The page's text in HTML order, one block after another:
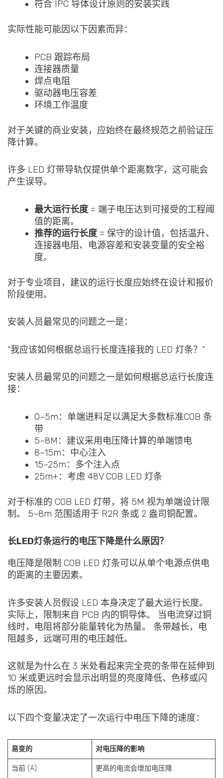
符合 IPC 导体设计原则的安装实践
实际性能可能因以下因素而异：
PCB 跟踪布局
连接器质量
焊点电阻
驱动器电压容差
环境工作温度
对于关键的商业安装，应始终在最终规范之前验证压
降计算。
许多 LED 灯带导轨仅提供单个距离数字，这可能会
产生误导。
最大运行长度 = 端子电压达到可接受的工程阈
值的距离。
推荐的运行长度 = 保守的设计值，包括温升、
连接器电阻、电源容差和安装变量的安全裕
度。
对于专业项目，建议的运行长度应始终在设计和报价
阶段使用。
安装人员最常见的问题之一是：
“我应该如何根据总运行长度连接我的 LED 灯条？”
安装人员最常见的问题之一是如何根据总运行长度连
接：
0–5m：单端进料足以满足大多数标准COB 条
带
5–8M：建议采用电压降计算的单端馈电
8–15m：中心注入
15–25m：多个注入点
25m+：考虑 48V COB LED 灯条
对于标准的 COB LED 灯带，将 5M 视为单端设计限
制。 5–8m 范围适用于 R2R 条或 2 盎司铜配置。
长LED灯条运行的电压下降是什么原因？
电压降是限制 COB LED 灯条可以从单个电源点供电
的距离的主要因素。
许多安装人员假设 LED 本身决定了最大运行长度。
实际上，限制来自 PCB 内的铜导体。 当电流穿过铜
线时，电阻将部分能量转化为热量。 条带越长，电
阻越多，远端可用的电压越低。
这就是为什么在 3 米处看起来完全亮的条带在延伸到
10 米或更远时会显示出明显的亮度降低、色移或闪
烁的原因。
以下四个变量决定了一次运行中电压下降的速度：
易变的 对电压降的影响
当前 (A) 更高的电流会增加电压降